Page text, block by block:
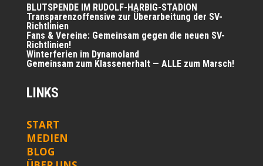
BLUTSPENDE IM RUDOLF-HARBIG-STADION
Trans­pa­renz­of­fen­si­ve zur Über­ar­bei­tung der SV-
Richtlinien
Fans & Ver­ei­ne: Gemein­sam gegen die neu­en SV-
Richtlinien!
Win­ter­fe­ri­en im Dynamoland
Gemein­sam zum Klas­sen­er­halt — ALLE zum Marsch!
LINKS
START
MEDIEN
BLOG